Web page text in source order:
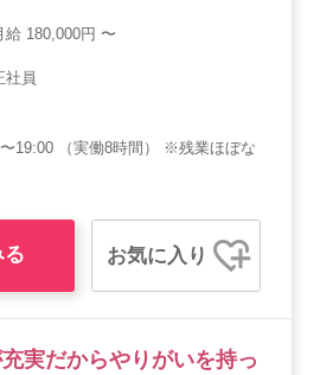
給 180,000円 〜
社員
19:00 （実働8時間） ※残業ほぼな
る お気に入り
充実だからやりがいを持っ